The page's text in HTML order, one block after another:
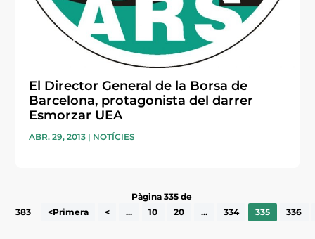
El Director General de la Borsa de
Barcelona, protagonista del darrer
Esmorzar UEA
ABR. 29, 2013 | NOTÍCIES
Pàgina 335 de
383
<Primera < ... 10 20 ... 334 335 336